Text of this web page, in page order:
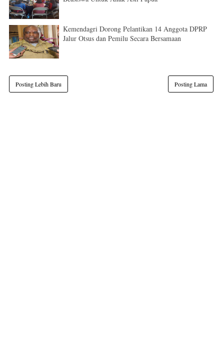
Kemendagri Dorong Pelantikan 14 Anggota DPRP
Jalur Otsus dan Pemilu Secara Bersamaan
Posting Lebih Baru Posting Lama